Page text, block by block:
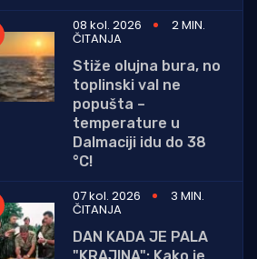
08 kol. 2026
2 MIN.
ČITANJA
Stiže olujna bura, no
toplinski val ne
popušta –
temperature u
Dalmaciji idu do 38
°C!
07 kol. 2026
3 MIN.
ČITANJA
DAN KADA JE PALA
"KRAJINA": Kako je